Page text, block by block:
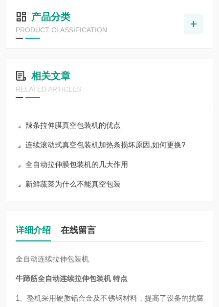
产品分类
PRODUCT CLASSIFICATION
相关文章
RELATED ARTICLES
辣条拉伸膜真空包装机的优点
连续滚动式真空包装机加热条损坏原因,如何更换?
全自动拉伸膜包装机的几大作用
新鲜蔬菜为什么不能真空包装
详细介绍 在线留言
全自动连续拉伸包装机
牛蹄筋全自动连续拉伸包装机 特点
1、整机采用硬质铝合金及不锈钢材料，提高了设备的抗腐